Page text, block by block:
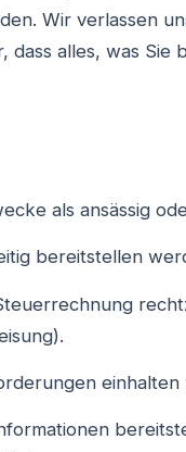
Wir verlassen
alles, was Sie
als ansässig
bereitstellen
einhalten